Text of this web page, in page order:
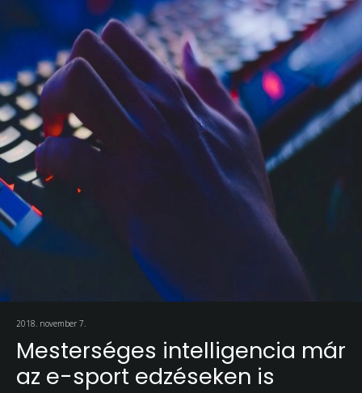
2018. november 7.
Mesterséges intelligencia már
az e-sport edzéseken is